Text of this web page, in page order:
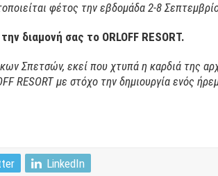
φέτος την εβδομάδα 2-8
διαμονή σας το ORLOFF RESORT.
Σπετσών, εκεί που χτυπά η καρδιά της
RESORT με στόχο την δημιουργία ενός
LinkedIn